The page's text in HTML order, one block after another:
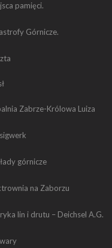
pamięci.
Górnicze.
Zabrze-Królowa Luiza
górnicze
na Zaborzu
lin i drutu – Deichsel A.G.